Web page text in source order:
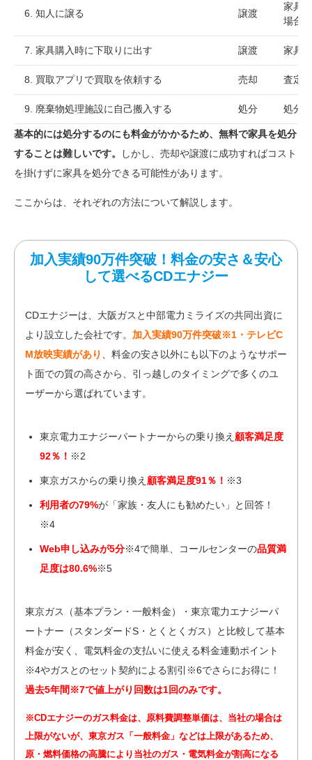
6. 知人に譲る 譲渡
家具
場合
7. 家具購入時に下取りに出す 譲渡 家具
8. 買取アプリで買取を依頼する 売却 査定
9. 廃棄物処理施設に自己搬入する 処分 処分
基本的には処分するのにも料金がかかるため、無料で家具を処分
することは難しいです。
しかし、売却や譲渡に成功すればコスト
を掛けずに家具を処分できる可能性があります。
ここからは、それぞれの方法について解説します。
加入実績90万件突破！料金の安さ＆安心
して選べるCDエナジー
CDエナジーは、大阪ガスと中部電力ミライズの共同出資に
より設立した会社です。 加入実績90万件突破※1・テレビC
M放映実績があり
、料金の安さ以外にも以下のようなサポー
ト面での質の高さから、引っ越しのタイミングで多くのユ
ーザーから選ばれています。
東京電力エナジーパートナーからの乗り換え 顧客満足度
92％！ ※2
東京ガスからの乗り換え 顧客満足度91％！ ※3
利用者の79%が「家族・友人にも勧めたい」と回答！
※4
Web申し込みが5分※4で簡単、コールセンターの品質満
足度は80.6%※5
東京ガス（基本プラン・一般料金）・東京電力エナジーパ
ートナー（スタンダードS・とくとくガス）と比較して基本
料金が安く、電気料金の支払いに使える料金連動ポイント
※4やガスとのセット契約による割引※6でさらにお得に！
過去5年間※7で値上がり回数は1回のみです。
※CDエナジーのガス料金は、原料費調整単価は、当社の場合は
上限がないが、東京ガス「一般料金」などは上限があるため、
原・燃料価格の高騰により当社のガス・電気料金が割高になる